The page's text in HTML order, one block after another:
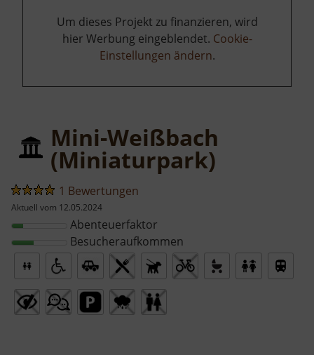
Um dieses Projekt zu finanzieren, wird
hier Werbung eingeblendet. Cookie-
Einstellungen ändern.
Mini-Weißbach
(Miniaturpark)
1 Bewertungen
Aktuell vom 12.05.2024
Abenteuerfaktor
Besucheraufkommen